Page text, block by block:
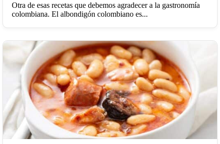
Otra de esas recetas que debemos agradecer a la gastronomía
colombiana. El albondigón colombiano es...